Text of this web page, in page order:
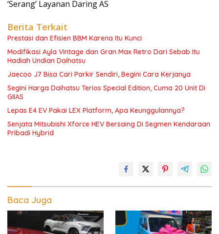
‘Serang’ Layanan Daring AS
Berita Terkait
Prestasi dan Efisien BBM Karena Itu Kunci
Modifikasi Ayla Vintage dan Gran Max Retro Dari Sebab Itu
Hadiah Undian Daihatsu
Jaecoo J7 Bisa Cari Parkir Sendiri, Begini Cara Kerjanya
Segini Harga Daihatsu Terios Special Edition, Cuma 20 Unit Di
GIIAS
Lepas E4 EV Pakai LEX Platform, Apa Keunggulannya?
Senjata Mitsubishi Xforce HEV Bersaing Di Segmen Kendaraan
Pribadi Hybrid
Baca Juga